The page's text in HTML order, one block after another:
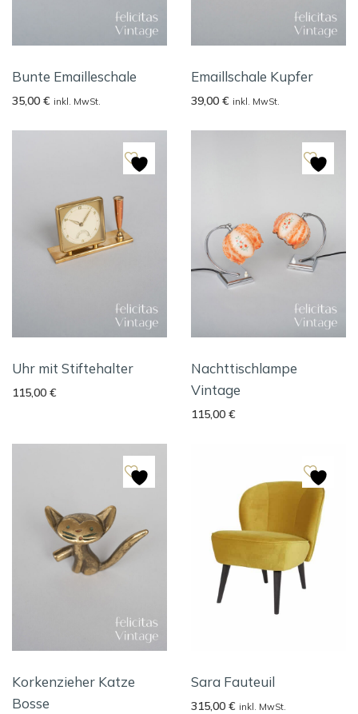
Bunte Emailleschale
35,00 € inkl. MwSt.
Emaillschale Kupfer
39,00 € inkl. MwSt.
Uhr mit Stiftehalter
115,00 €
Nachttischlampe
Vintage
115,00 €
Korkenzieher Katze
Bosse
Sara Fauteuil
315,00 € inkl. MwSt.